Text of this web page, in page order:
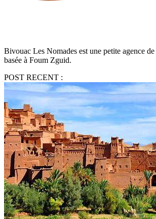
Bivouac Les Nomades est une petite agence
basée à Foum Zguid.
POST RECENT :